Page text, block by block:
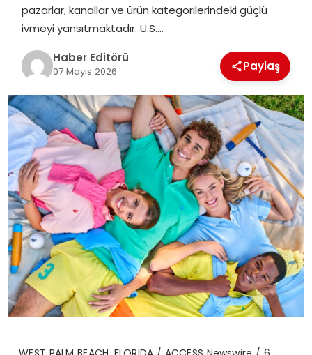
pazarlar, kanallar ve ürün kategorilerindeki güçlü
ivmeyi yansıtmaktadır. U.S….
Haber Editörü
07 Mayıs 2026 Paylaş